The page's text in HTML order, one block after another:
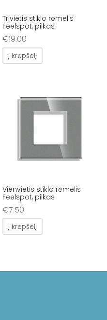
Trivietis stiklo rėmelis
Feelspot, pilkas
€19.00
Į krepšelį
Vienvietis stiklo rėmelis
Feelspot, pilkas
€7.50
Į krepšelį